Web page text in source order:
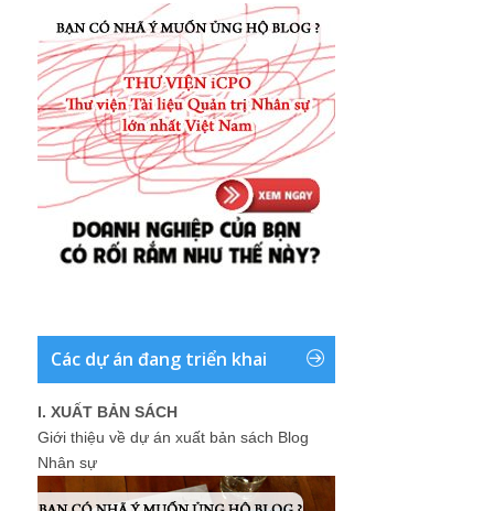
Các dự án đang triển khai
I. XUẤT BẢN SÁCH
Giới thiệu về dự án xuất bản sách Blog
Nhân sự